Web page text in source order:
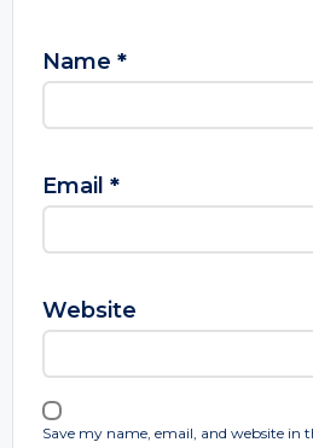
Name *
Email *
Website
Save my name, email, and website in